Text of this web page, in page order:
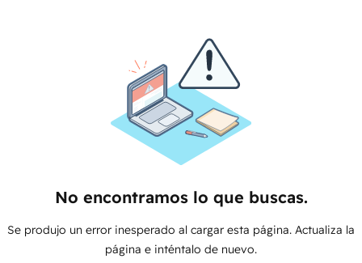
No encontramos lo que buscas.
Se produjo un error inesperado al cargar esta página. Actualiza la
página e inténtalo de nuevo.